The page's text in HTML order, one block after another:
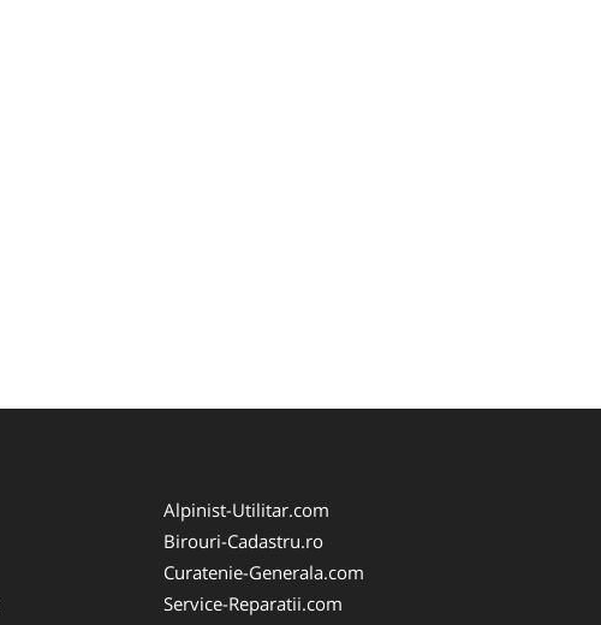
Alpinist-Utilitar.com
Birouri-Cadastru.ro
Curatenie-Generala.com
Service-Reparatii.com